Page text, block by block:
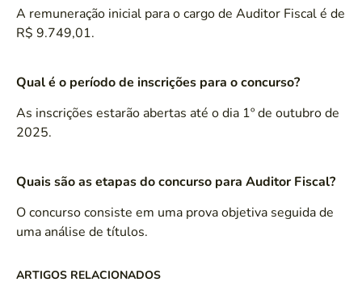
A remuneração inicial para o cargo de Auditor Fiscal é de
R$ 9.749,01.
Qual é o período de inscrições para o concurso?
As inscrições estarão abertas até o dia 1º de outubro de
2025.
Quais são as etapas do concurso para Auditor Fiscal?
O concurso consiste em uma prova objetiva seguida de
uma análise de títulos.
ARTIGOS RELACIONADOS